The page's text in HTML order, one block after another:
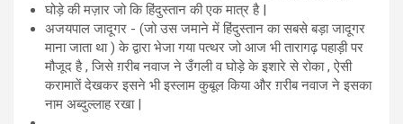
घोड़े की मज़ार जो कि हिंदुस्तान की एक मात्र है |
अजयपाल जादूगर - (जो उस जमाने में हिंदुस्तान का सबसे बड़ा जादूगर
माना जाता था ) के द्वारा भेजा गया पत्थर जो आज भी तारागढ़ पहाड़ी पर
मौजूद है , जिसे ग़रीब नवाज ने उँगली व घोड़े के इशारे से रोका , ऐसी
करामातें देखकर इसने भी इस्लाम कुबूल किया और ग़रीब नवाज ने इसका
नाम अब्दुल्लाह रखा |